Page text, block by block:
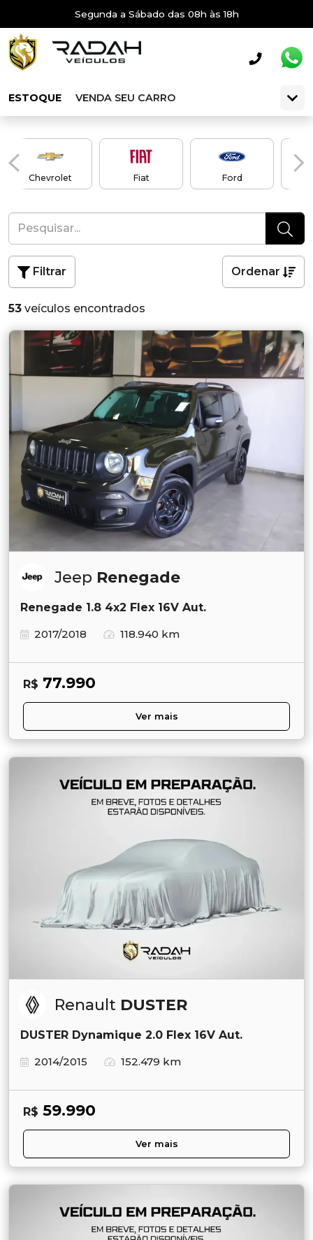
Segunda a Sábado das 08h às 18h
ESTOQUE VENDA SEU CARRO
Chevrolet Fiat Ford
Filtrar Ordenar
53 veículos encontrados
Jeep Renegade
Renegade 1.8 4x2 Flex 16V Aut.
2017/2018
118.940 km
R$ 77.990
Ver mais
Renault DUSTER
DUSTER Dynamique 2.0 Flex 16V Aut.
2014/2015
152.479 km
R$ 59.990
Ver mais